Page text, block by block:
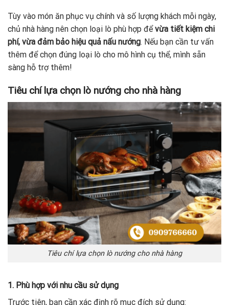
Tùy vào món ăn phục vụ chính và số lượng khách mỗi ngày,
chủ nhà hàng nên chọn loại lò phù hợp đểvừa tiết kiệm chi
phí, vừa đảm bảo hiệu quả nấu nướng. Nếu bạn cần tư vấn
thêm để chọn đúng loại lò cho mô hình cụ thể, mình sẵn
sàng hỗ trợ thêm!
Tiêu chí lựa chọn lò nướng cho nhà hàng
Tiêu chí lựa chọn lò nướng cho nhà hàng
1. Phù hợp với nhu cầu sử dụng
Trước tiên, bạn cần xác định rõ mục đích sử dụng: